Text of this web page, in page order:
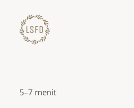
konten
5–7 menit